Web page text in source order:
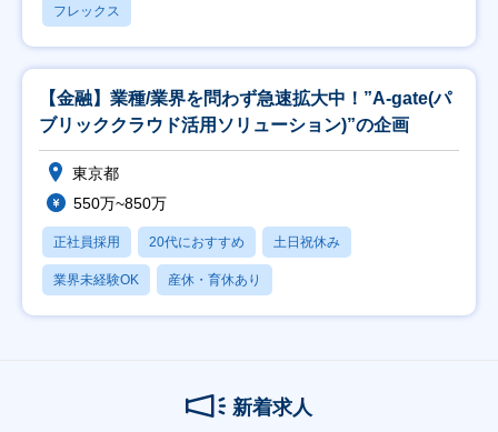
フレックス
【金融】業種/業界を問わず急速拡大中！”A-gate(パ
ブリッククラウド活用ソリューション)”の企画
東京都
550万~850万
正社員採用 20代におすすめ 土日祝休み
業界未経験OK 産休・育休あり
新着求人